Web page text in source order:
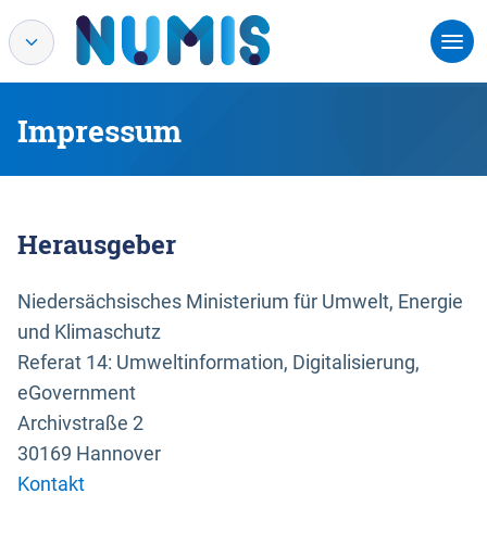
Impressum
Herausgeber
Niedersächsisches Ministerium für Umwelt, Energie
und Klimaschutz
Referat 14: Umweltinformation, Digitalisierung,
eGovernment
Archivstraße 2
30169 Hannover
Kontakt